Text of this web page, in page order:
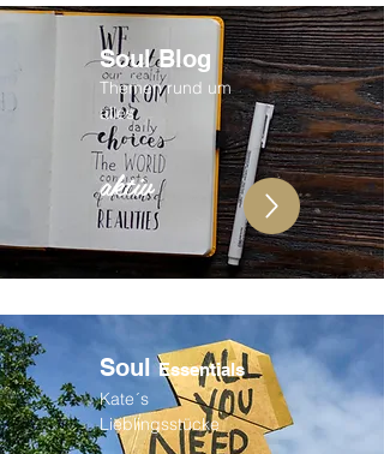
Soul Blog
Themen rund um
alles
aktiv
SoulEssentials
Kate´s
Lieblingsstücke